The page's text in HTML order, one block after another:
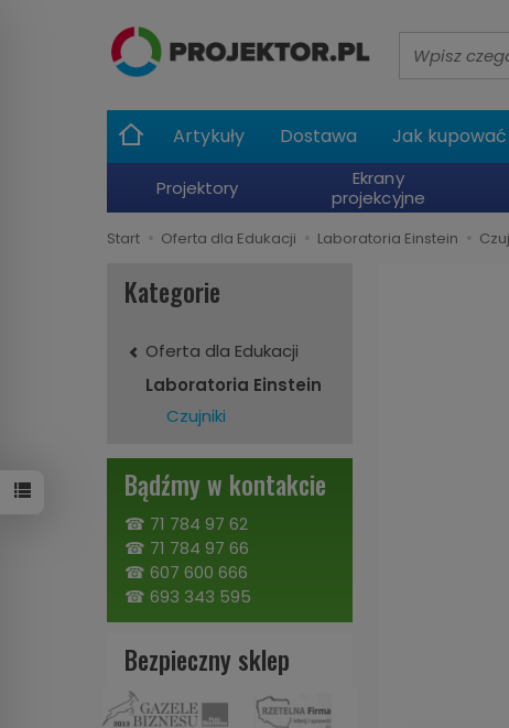
Artykuły Dostawa Jak kupować
Projektory
Ekrany
projekcyjne
Start Oferta dla Edukacji Laboratoria Einstein
Kategorie
Oferta dla Edukacji
Laboratoria Einstein
Czujniki
Bądźmy w kontakcie
☎ 71 784 97 62
☎ 71 784 97 66
☎ 607 600 666
☎ 693 343 595
Bezpieczny sklep